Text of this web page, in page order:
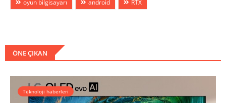
oyun bilgisayarı
android RTX
ÖNE ÇIKAN
Teknoloji haberleri